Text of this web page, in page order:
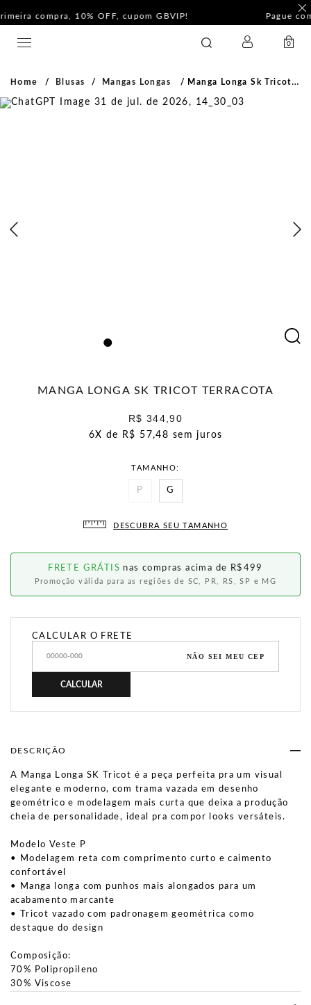
Pague com PIX e ganhe 5%Off na Coleção Outline!
0
Home Blusas Mangas Longas Manga Longa Sk Tricot Terracota
MANGA LONGA SK TRICOT TERRACOTA
R$ 344,90
6X de R$ 57,48 sem juros
TAMANHO
P G
DESCUBRA SEU TAMANHO
FRETE GRÁTIS nas compras acima de R$499
Promoção válida para as regiões de SC, PR, RS, SP e MG
CALCULAR O FRETE
NÃO SEI MEU CEP
CALCULAR
DESCRIÇÃO
A Manga Longa SK Tricot é a peça perfeita pra um visual
elegante e moderno, com trama vazada em desenho
geométrico e modelagem mais curta que deixa a produção
cheia de personalidade, ideal pra compor looks versáteis.
Modelo Veste P
• Modelagem reta com comprimento curto e caimento
confortável
• Manga longa com punhos mais alongados para um
acabamento marcante
• Tricot vazado com padronagem geométrica como
destaque do design
Composição:
70% Polipropileno
30% Viscose